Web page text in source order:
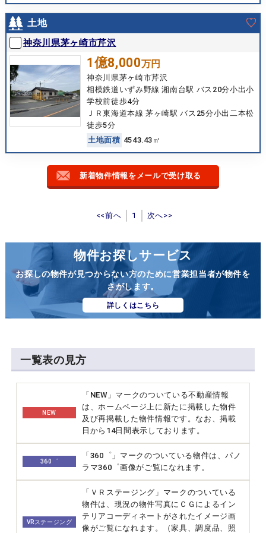
土地
神奈川県茅ヶ崎市芹沢
1億8,000万円
神奈川県茅ヶ崎市芹沢
相模鉄道いずみ野線 湘南台駅 バス20分小出小
学校前徒歩4分
ＪＲ東海道本線 茅ヶ崎駅 バス25分小出二本松
徒歩5分
土地面積 4543.43㎡
新着物件情報をメールで受け取る
<<前へ 1 次へ>>
物件お探しサービス
お探しの物件が見つからない方のために営業担当者が物件を
さがします。
詳しくはこちら
一覧表の見方
NEW
「NEW」マークのついている不動産情報
は、ホームページ上に新たに掲載した物件
及び再掲載した物件情報です。なお、掲載
日から14日間表示しております。
360゜
「360゜」マークのついている物件は、パノ
ラマ360゜画像がご覧になれます。
VRステージング
「ＶＲステージング」マークのついている
物件は、現況の物件写真にＣＧによるイン
テリアコーディネートがされたイメージ画
像がご覧になれます。（家具、調度品、照